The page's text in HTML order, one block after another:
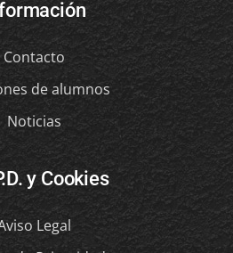
Contacto
de alumnos
Noticias
y Cookies
Legal